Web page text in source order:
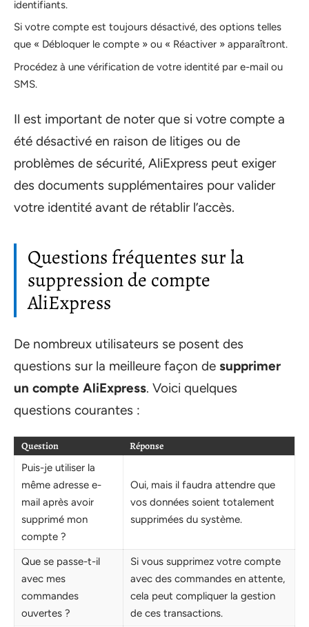
identifiants.
Si votre compte est toujours désactivé, des options telles
que « Débloquer le compte » ou « Réactiver » apparaîtront.
Procédez à une vérification de votre identité par e-mail ou
SMS.
Il est important de noter que si votre compte a
été désactivé en raison de litiges ou de
problèmes de sécurité, AliExpress peut exiger
des documents supplémentaires pour valider
votre identité avant de rétablir l’accès.
Questions fréquentes sur la
suppression de compte
AliExpress
De nombreux utilisateurs se posent des
questions sur la meilleure façon de supprimer
un compte AliExpress. Voici quelques
questions courantes :
Question Réponse
Puis-je utiliser la
même adresse e-
mail après avoir
supprimé mon
compte ?
Oui, mais il faudra attendre que
vos données soient totalement
supprimées du système.
Que se passe-t-il
avec mes
commandes
ouvertes ?
Si vous supprimez votre compte
avec des commandes en attente,
cela peut compliquer la gestion
de ces transactions.